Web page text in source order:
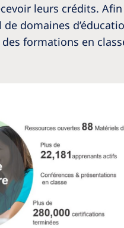
leurs crédits. Afin
domaines
des formations en